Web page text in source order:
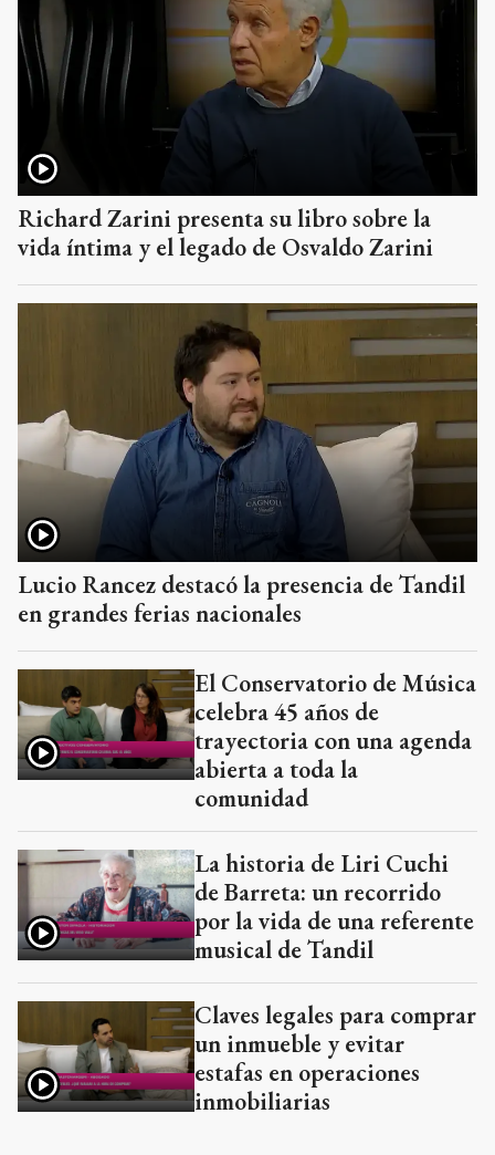
Richard Zarini presenta su libro sobre la
vida íntima y el legado de Osvaldo Zarini
Lucio Rancez destacó la presencia de Tandil
en grandes ferias nacionales
El Conservatorio de Música
celebra 45 años de
trayectoria con una agenda
abierta a toda la
comunidad
La historia de Liri Cuchi
de Barreta: un recorrido
por la vida de una referente
musical de Tandil
Claves legales para comprar
un inmueble y evitar
estafas en operaciones
inmobiliarias